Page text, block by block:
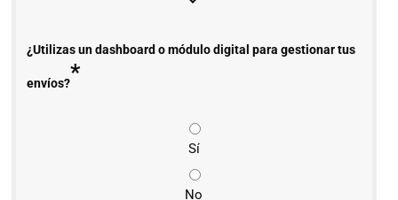
¿Utilizas un dashboard o módulo digital para gestionar tus
envíos?*
Sí
No